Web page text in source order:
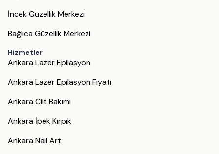
İncek Güzellik Merkezi
Bağlıca Güzellik Merkezi
Hizmetler
Ankara Lazer Epilasyon
Ankara Lazer Epilasyon Fiyatı
Ankara Cilt Bakımı
Ankara İpek Kirpik
Ankara Nail Art